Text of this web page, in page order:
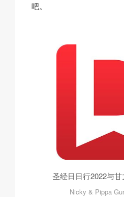
吧。
圣经日日行2022与
Nicky & Pippa